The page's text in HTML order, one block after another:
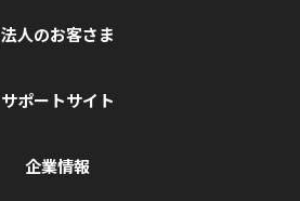
法人のお客さま
サポートサイト
企業情報